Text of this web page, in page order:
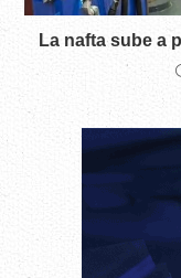
La nafta sube a